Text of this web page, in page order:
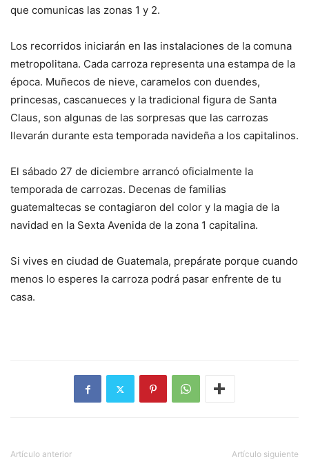
que comunicas las zonas 1 y 2.
Los recorridos iniciarán en las instalaciones de la comuna
metropolitana. Cada carroza representa una estampa de la
época. Muñecos de nieve, caramelos con duendes,
princesas, cascanueces y la tradicional figura de Santa
Claus, son algunas de las sorpresas que las carrozas
llevarán durante esta temporada navideña a los capitalinos.
El sábado 27 de diciembre arrancó oficialmente la
temporada de carrozas. Decenas de familias
guatemaltecas se contagiaron del color y la magia de la
navidad en la Sexta Avenida de la zona 1 capitalina.
Si vives en ciudad de Guatemala, prepárate porque cuando
menos lo esperes la carroza podrá pasar enfrente de tu
casa.
Artículo anterior Artículo siguiente